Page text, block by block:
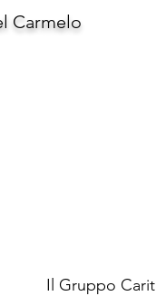
Carmelo
Il Gruppo